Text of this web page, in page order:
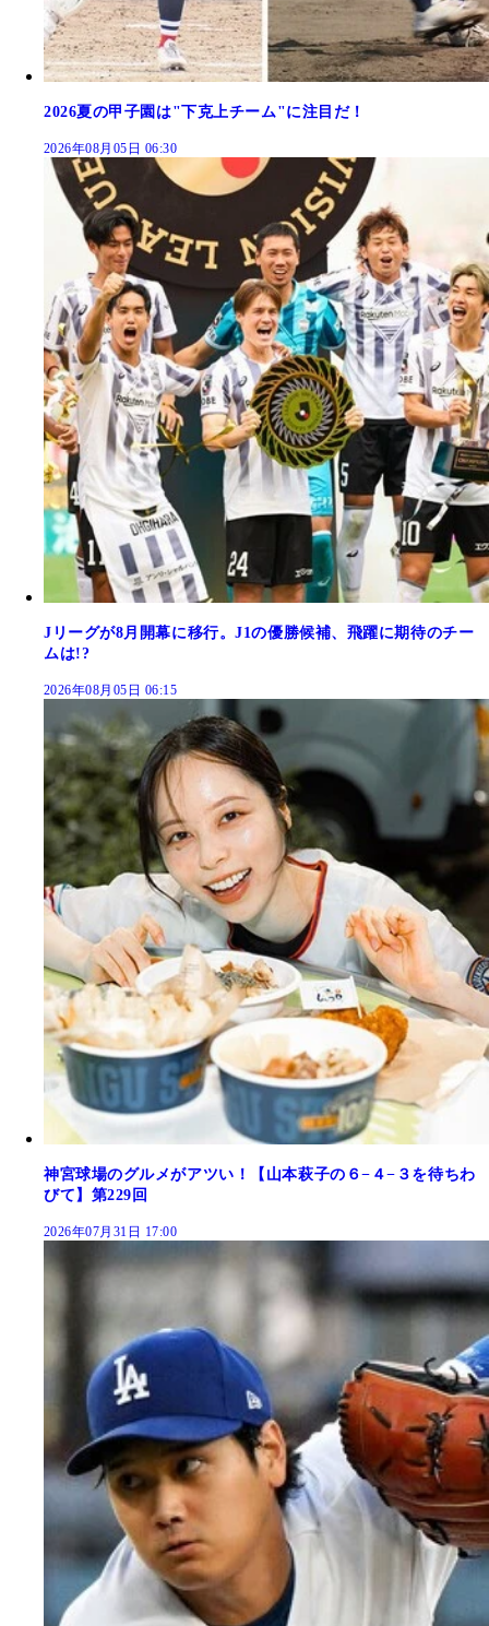
2026夏の甲子園は"下克上チーム"に注目だ！
2026年08月05日 06:30
Jリーグが8月開幕に移行。J1の優勝候補、飛躍に期待のチー
ムは!?
2026年08月05日 06:15
神宮球場のグルメがアツい！【山本萩子の６−４−３を待ちわ
びて】第229回
2026年07月31日 17:00